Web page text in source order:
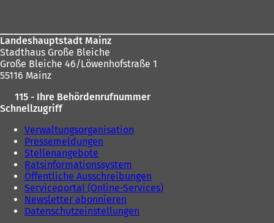
e
Landeshauptstadt Mainz
Stadthaus Große Bleiche
Große Bleiche 46/Löwenhofstraße 1
55116 Mainz
115 - Ihre Behördenrufnummer
Schnellzugriff
Verwaltungsorganisation
Pressemeldungen
Stellenangebote
Ratsinformationssystem
Öffentliche Ausschreibungen
Serviceportal (Online-Services)
Newsletter abonnieren
Datenschutzeinstellungen